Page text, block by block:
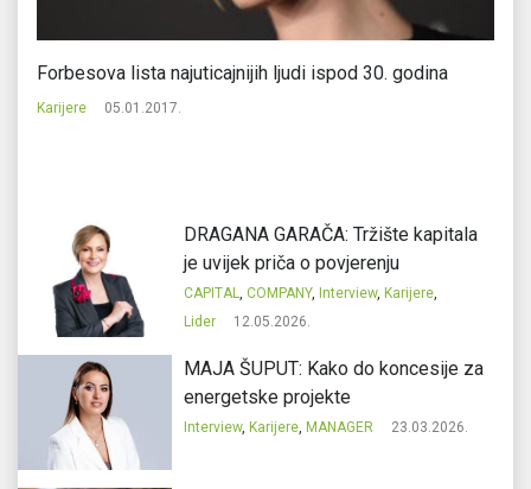
Forbesova lista najuticajnijih ljudi ispod 30. godina
Karijere 05.01.2017.
DRAGANA GARAČA: Tržište kapitala
je uvijek priča o povjerenju
CAPITAL, COMPANY, Interview, Karijere,
Lider
12.05.2026.
MAJA ŠUPUT: Kako do koncesije za
energetske projekte
Interview, Karijere, MANAGER 23.03.2026.